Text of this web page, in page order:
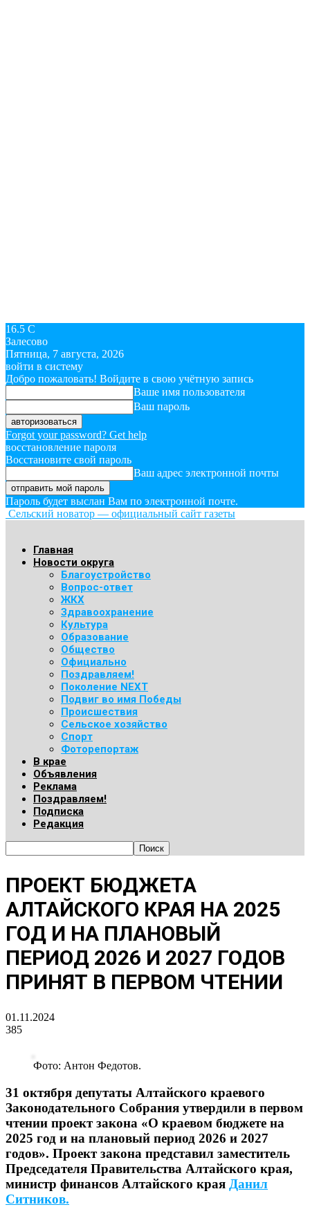
16.5 C
Залесово
Пятница, 7 августа, 2026
войти в систему
Добро пожаловать! Войдите в свою учётную запись
Ваше имя пользователя
Ваш пароль
Forgot your password? Get help
восстановление пароля
Восстановите свой пароль
Ваш адрес электронной почты
Пароль будет выслан Вам по электронной почте.
Сельский новатор — официальный сайт газеты
Главная
Новости округа
Благоустройство
Вопрос-ответ
ЖКХ
Здравоохранение
Культура
Образование
Общество
Официально
Поздравляем!
Поколение NEXT
Подвиг во имя Победы
Происшествия
Сельское хозяйство
Спорт
Фоторепортаж
В крае
Объявления
Реклама
Поздравляем!
Подписка
Редакция
ПРОЕКТ БЮДЖЕТА
АЛТАЙСКОГО КРАЯ НА 2025
ГОД И НА ПЛАНОВЫЙ
ПЕРИОД 2026 И 2027 ГОДОВ
ПРИНЯТ В ПЕРВОМ ЧТЕНИИ
01.11.2024
385
Фото: Антон Федотов.
31 октября депутаты Алтайского краевого
Законодательного Собрания утвердили в первом
чтении проект закона «О краевом бюджете на
2025 год и на плановый период 2026 и 2027
годов». Проект закона представил заместитель
Председателя Правительства Алтайского края,
министр финансов Алтайского края Данил
Ситников.